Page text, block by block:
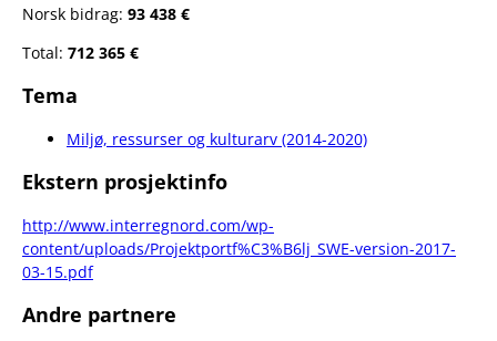
Norsk bidrag: 93 438 €
Total: 712 365 €
Tema
Miljø, ressurser og kulturarv (2014-2020)
Ekstern prosjektinfo
http://www.interregnord.com/wp-
content/uploads/Projektportf%C3%B6lj_SWE-version-2017-
03-15.pdf
Andre partnere